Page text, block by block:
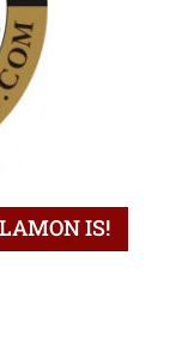
IS!